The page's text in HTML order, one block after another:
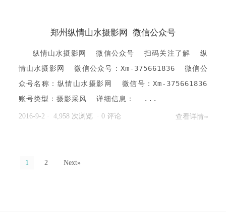
郑州纵情山水摄影网 微信公众号
纵情山水摄影网 微信公众号 扫码关注了解 纵
情山水摄影网 微信公众号：Xm-375661836 微信公
众号名称：纵情山水摄影网 微信号：Xm-375661836
账号类型：摄影采风 详细信息： ...
2016-9-2 · 4,958 次浏览 · 0 评论 查看详情→
1 2 Next»